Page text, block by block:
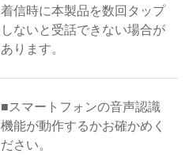
着信時に本製品を数回タップ
しないと受話できない場合が
あります。
■スマートフォンの音声認識
機能が動作するかお確かめく
ださい。